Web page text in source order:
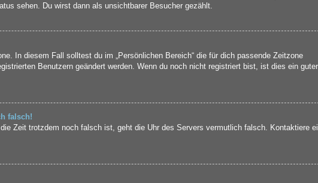
sehen. Du wirst dann als unsichtbarer Besucher gezählt.
In diesem Fall solltest du im „Persönlichen Bereich“ die für dich passende Zeitzone
Benutzern geändert werden. Wenn du noch nicht registriert bist, ist dies ein
falsch!
Zeit trotzdem noch falsch ist, geht die Uhr des Servers vermutlich falsch. Kontaktiere